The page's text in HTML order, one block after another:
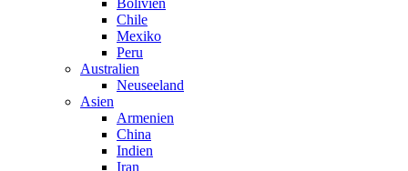
Bolivien
Chile
Mexiko
Peru
Australien
Neuseeland
Asien
Armenien
China
Indien
Iran